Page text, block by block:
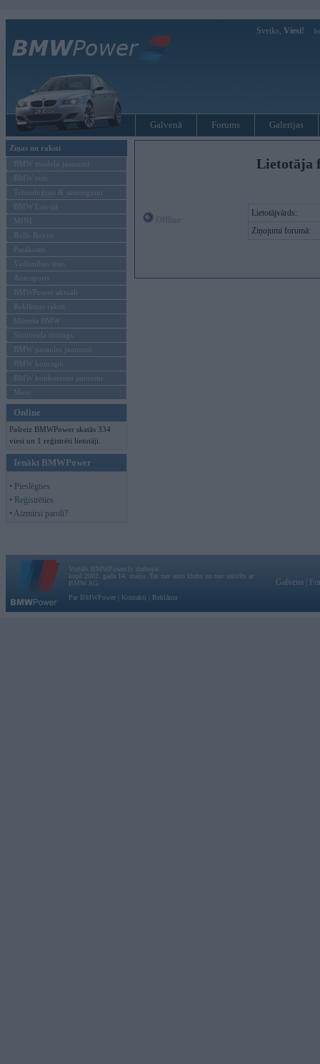
Sveiks, Viesi!
Galvenā Forums Galerijas
Ziņas un raksti
BMW modeļu jaunumi
BMW testi
Tehnoloģijas & sasniegumi
BMW Latvijā
MINI
Rolls-Royce
Pasākumi
Vadāmības tests
Autosports
BMWPower aktuāli
Reklāmas raksti
Mēneša BMW
Sērijveida tūnings
BMW pasaules jaunumi
BMW koncepti
BMW konkurentu jaunumi
Moto
Online
Pašreiz BMWPower skatās 334
viesi un 1 reģistrēti lietotāji.
Ienākt BMWPower
• Pieslēgties
• Reģistrēties
• Aizmirsi paroli?
Lietotāja
Lietotājvārds:
Ziņojumi forumā:
Vortāls BMWPower.lv darbojas
kopš 2002. gada 14. maija. Tas nav auto klubs un nav saistīts ar
BMW AG.
Par BMWPower
Kontakti Reklāma
Galvena